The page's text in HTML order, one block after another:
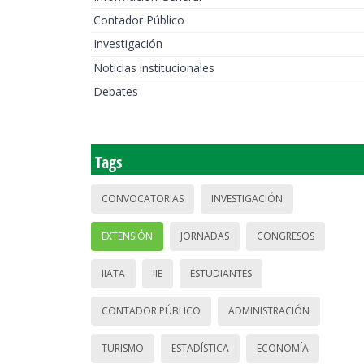
Contador Público
Investigación
Noticias institucionales
Debates
Tags
CONVOCATORIAS INVESTIGACIÓN
EXTENSIÓN JORNADAS CONGRESOS
IIATA IIE ESTUDIANTES
CONTADOR PÚBLICO ADMINISTRACIÓN
TURISMO ESTADÍSTICA ECONOMÍA